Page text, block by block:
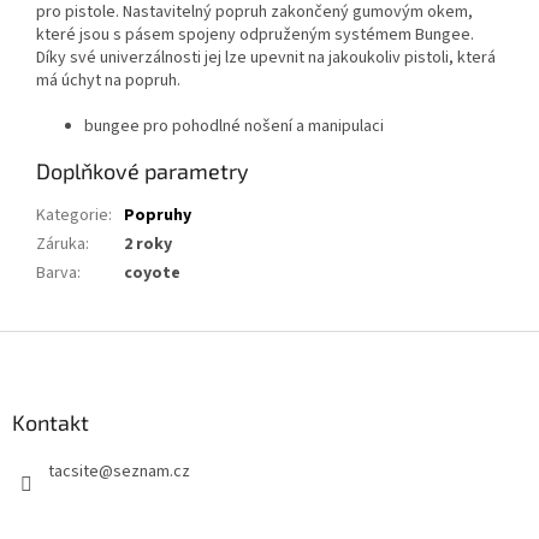
pro pistole. Nastavitelný popruh zakončený gumovým okem,
které jsou s pásem spojeny odpruženým systémem Bungee.
Díky své univerzálnosti jej lze upevnit na jakoukoliv pistoli, která
má úchyt na popruh.
bungee pro pohodlné nošení a manipulaci
Doplňkové parametry
Kategorie: Popruhy
Záruka:
2 roky
Barva: coyote
Kontakt
tacsite@seznam.cz